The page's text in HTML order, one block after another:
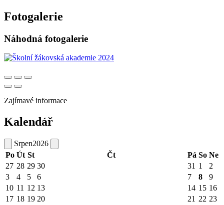
Fotogalerie
Náhodná fotogalerie
Zajímavé informace
Kalendář
Srpen2026
Po Út St Čt Pá So Ne
27 28 29 30 31 1
2
3
4 5 6 7 8
9
10 11 12 13 14 15 16
17 18 19 20 21 22 23